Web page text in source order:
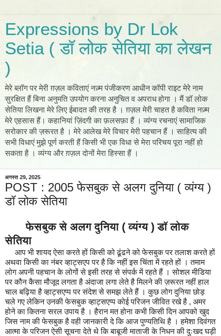
Expressions by Dr Lok
Setia ( डॉ लोक सेतिया का लेखन
)
मेरे ब्लॉग पर मेरी ग़ज़ल कविताएं नज़्म पंजीकरण आधीन कॉपी राइट मेरे नाम
सुरक्षित हैं बिना अनुमति उपयोग करना अनुचित व अपराध होगा । मैं डॉ लोक
सेतिया लिखना मेरे लिए ईबादत की तरह है । ग़ज़ल मेरी चाहत है कविता नज़्म
मेरे एहसास हैं। कहानियां ज़िंदगी का फ़लसफ़ा हैं । व्यंग्य रचनाएं सामाजिक
सरोकार की ज़रूरत है । मेरे आलेख मेरे विचार मेरी पहचान हैं । साहित्य की
सभी विधाएं मुझे पूर्ण करती हैं किसी भी एक विधा से मेरा परिचय पूरा नहीं हो
सकता है । व्यंग्य और ग़ज़ल दोनों मेरा हिस्सा हैं ।
अगस्त 29, 2025
POST : 2005 फेसबुक से अलग दुनिया ( व्यंग्य )
डॉ लोक सेतिया
फेसबुक से अलग दुनिया ( व्यंग्य ) डॉ लोक
सेतिया
आप भी शायद ऐसा करते हों किसी को ढूंढने को फेसबुक पर तलाश करते हों
अथवा किसी का नंबर व्हाट्सएप पर है कि नहीं इस चिंता में रहते हों । तमाम
लोग अपनी पहचान के लोगों से इसी तरह से संपर्क में रहते हैं । सोशल मीडिया
पर कौन कैसा मौजूद लगता है अंदाजा लगा लेते है मिलने की ज़रूरत नहीं हाल
चाल बढ़िया है व्हाट्सएप्प पर संदेश से समझ लेते हैं । कुछ लोग दुनिया छोड़
चले गए लेकिन उनकी फेसबुक व्हाट्सएप्प कोई परिजन जीवित रखे है , अमर
होने का कितना सरल उपाय है । हैरान मत होना कभी किसी दिन आपको खुद
जिस नाम की फेसबुक है वही जानकारी दे कि आज पुण्यतिथि है । हमेशा दिवंगत
आत्मा के परिजन ऐसी सूचना देते थे कि बाबूजी माताजी के निधन की दुःखद घड़ी